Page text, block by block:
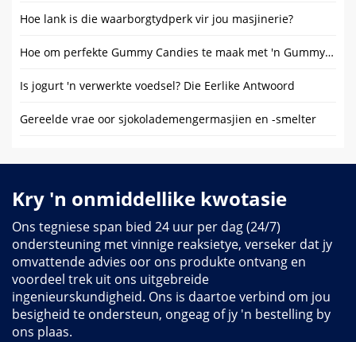
Hoe lank is die waarborgtydperk vir jou masjinerie?
Hoe om perfekte Gummy Candies te maak met 'n Gummy Mould Machine
Is jogurt 'n verwerkte voedsel? Die Eerlike Antwoord
Gereelde vrae oor sjokolademengermasjien en -smelter
Kry 'n onmiddellike kwotasie
Ons tegniese span bied 24 uur per dag (24/7)
ondersteuning met vinnige reaksietye, verseker dat jy
omvattende advies oor ons produkte ontvang en
voordeel trek uit ons uitgebreide
ingenieurskundigheid. Ons is daartoe verbind om jou
besigheid te ondersteun, ongeag of jy 'n bestelling by
ons plaas.